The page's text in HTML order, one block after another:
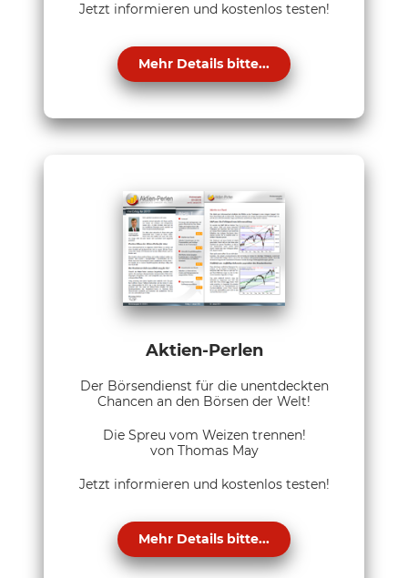
Jetzt informieren und kostenlos testen!
Mehr Details bitte...
Aktien-Perlen
Der Börsendienst für die unentdeckten
Chancen an den Börsen der Welt!
Die Spreu vom Weizen trennen!
von Thomas May
Jetzt informieren und kostenlos testen!
Mehr Details bitte...